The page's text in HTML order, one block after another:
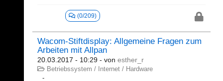
(0/209)
Wacom-Stiftdisplay: Allgemeine Fragen zum
Arbeiten mit Allpan
20.03.2017 - 10:29 - von esther_r
Betriebssystem / Internet / Hardware